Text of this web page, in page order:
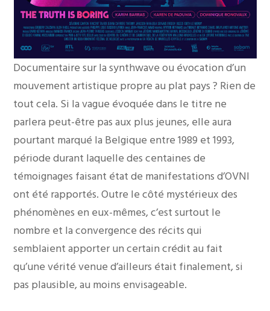
Documentaire sur la synthwave ou évocation d’un
mouvement artistique propre au plat pays ? Rien de
tout cela. Si la vague évoquée dans le titre ne
parlera peut-être pas aux plus jeunes, elle aura
pourtant marqué la Belgique entre 1989 et 1993,
période durant laquelle des centaines de
témoignages faisant état de manifestations d’OVNI
ont été rapportés. Outre le côté mystérieux des
phénomènes en eux-mêmes, c’est surtout le
nombre et la convergence des récits qui
semblaient apporter un certain crédit au fait
qu’une vérité venue d’ailleurs était finalement, si
pas plausible, au moins envisageable.